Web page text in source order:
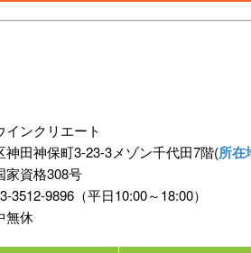
ンクリエート
田神保町3-23-3メゾン千代田7階(所在
家資格308号
3512-9896（平日10:00～18:00）
無休